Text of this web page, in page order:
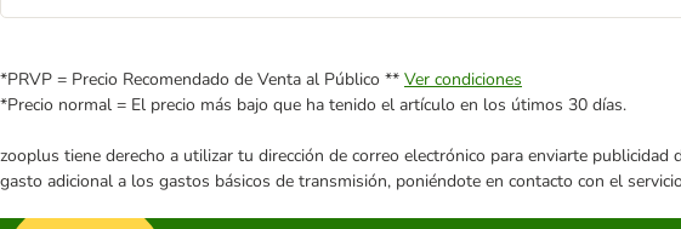
*PRVP = Precio Recomendado de Venta al Público ** Ver condiciones
*Precio normal = El precio más bajo que ha tenido el artículo en los útimos 30 días.
zooplus tiene derecho a utilizar tu dirección de correo electrónico para enviarte
gasto adicional a los gastos básicos de transmisión, poniéndote en contacto con el